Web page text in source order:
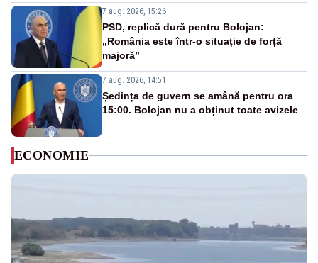
7 aug. 2026, 15:26
PSD, replică dură pentru Bolojan:
„România este într-o situație de forță
majoră”
7 aug. 2026, 14:51
Ședința de guvern se amână pentru ora
15:00. Bolojan nu a obținut toate avizele
ECONOMIE